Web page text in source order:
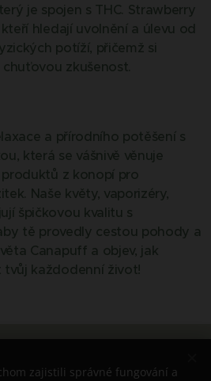
je spojen s THC. Strawberry
hledají uvolnění a úlevu od
potíží, přičemž si
zkušenost.
a přírodního potěšení s
která se vášnivě věnuje
z konopí pro
Naše květy, vaporizéry,
špičkovou kvalitu s
tě provedly cestou pohody a
Canapuff a objev, jak
každodenní život!
zajistili správné fungování a